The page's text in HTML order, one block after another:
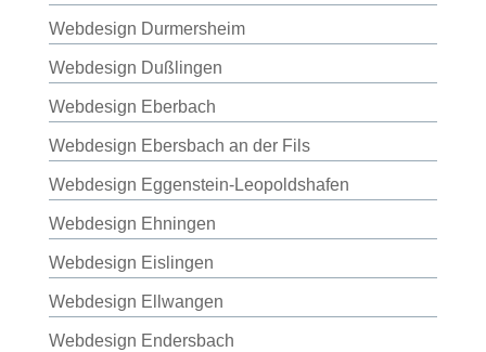
Webdesign Durmersheim
Webdesign Dußlingen
Webdesign Eberbach
Webdesign Ebersbach an der Fils
Webdesign Eggenstein-Leopoldshafen
Webdesign Ehningen
Webdesign Eislingen
Webdesign Ellwangen
Webdesign Endersbach